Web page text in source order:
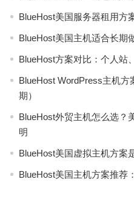
BlueHost美国服务器租用方
BlueHost美国主机适合长期
BlueHost方案对比：个人站
BlueHost WordPress主机
期）
BlueHost外贸主机怎么选？
明
BlueHost美国虚拟主机方案
BlueHost美国主机方案推荐